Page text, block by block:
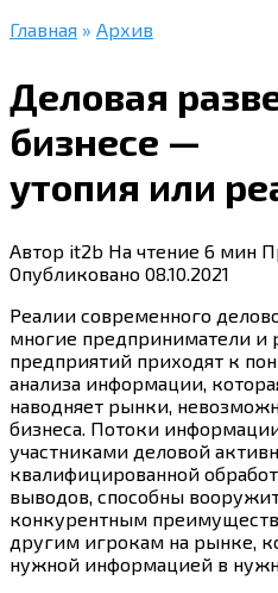
Главная » Архив
Деловая
бизнесе —
утопия или
Автор it2b На чтение 6 мин
Опубликовано 08.10.2021
Реалии современного
многие предприниматели и
предприятий приходят к
анализа информации,
наводняет рынки,
бизнеса. Потоки
участниками деловой
квалифицированной
выводов, способны
конкурентным
другим игрокам на рынке,
нужной информацией в